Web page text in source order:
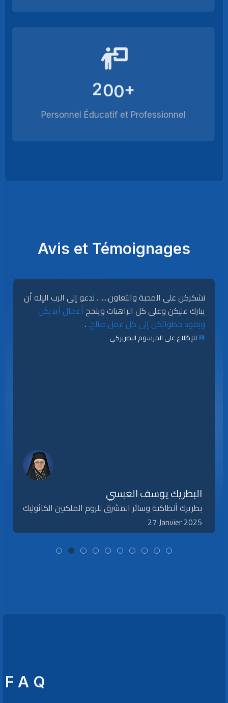
200+
Personnel Éducatif et Professionnel
Avis et Témoignages
نشكركن على المحبة والتعاون..... . ندعو إلى الرب الإله أن
يبارك عليكن وعلى كل الراهبات وينجحأعمال أيديكن
ويقود خطواتكن إلى كل عمل صالح. .
💾 للإطّلاع على المرسوم البطريركي
البطريك يوسف العبسي
بطريرك أنطاكية وسائر المشرق للروم الملكيين الكاثوليك
27 Janvier 2025
F A Q